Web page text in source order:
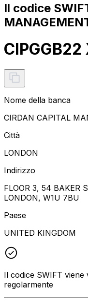
Il codice
CIPGGB22
Nome della banca
CIRDAN CAPITAL
Città
LONDON
Indirizzo
FLOOR 3, 54 BAKER
LONDON, W1U 7BU
Paese
UNITED KINGDOM
Il codice SWIFT
regolarmente